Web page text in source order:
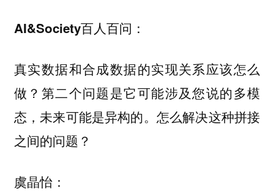
AI&Society百人百问：
真实数据和合成数据的实现关系应该怎么
做？第二个问题是它可能涉及您说的多模
态，未来可能是异构的。怎么解决这种拼接
之间的问题？
虞晶怡：